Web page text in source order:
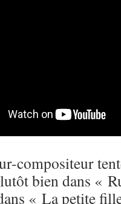
compositeur
bien dans «
« La petite